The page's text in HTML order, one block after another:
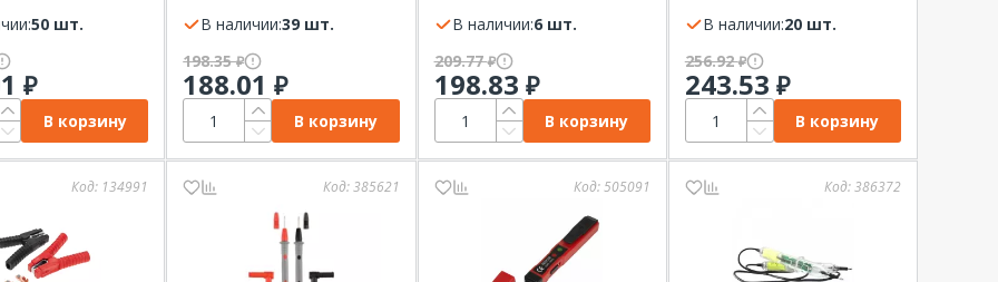
50 шт.
₽
В корзину
REXANT
В наличии:
39 шт.
198.35₽
188.01₽
В корзину
В наличии:
6 шт.
209.77₽
198.83 ₽
В корзину
отверток КВТ НИО-02Т
В наличии:
20 шт.
256.92₽
243.53 ₽
В корзину
Код: 134991 Код:385621 Код:505091 Код:386372